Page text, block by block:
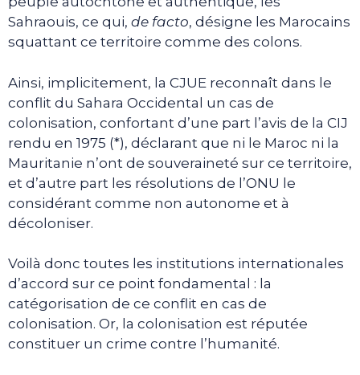
Sahraouis, ce qui, de facto, désigne les Marocains
squattant ce territoire comme des colons.
Ainsi, implicitement, la CJUE reconnaît dans le
conflit du Sahara Occidental un cas de
colonisation, confortant d’une part l’avis de la CIJ
rendu en 1975 (*), déclarant que ni le Maroc ni la
Mauritanie n’ont de souveraineté sur ce territoire,
et d’autre part les résolutions de l’ONU le
considérant comme non autonome et à
décoloniser.
Voilà donc toutes les institutions internationales
d’accord sur ce point fondamental : la
catégorisation de ce conflit en cas de
colonisation. Or, la colonisation est réputée
constituer un crime contre l’humanité.